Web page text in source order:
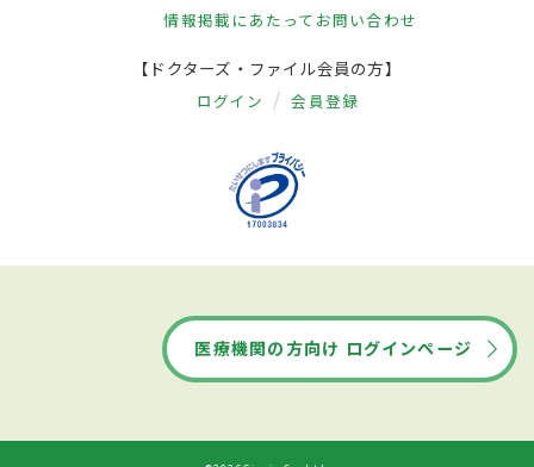
情報掲載にあたって お問い合わせ
【ドクターズ・ファイル会員の方】
ログイン 会員登録
医療機関の方向け ログインページ